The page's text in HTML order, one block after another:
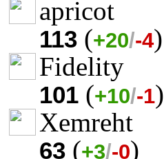
apricot
113 (+20/-4)
Fidelity
101 (+10/-1)
Xemreht
63 (+3/-0)